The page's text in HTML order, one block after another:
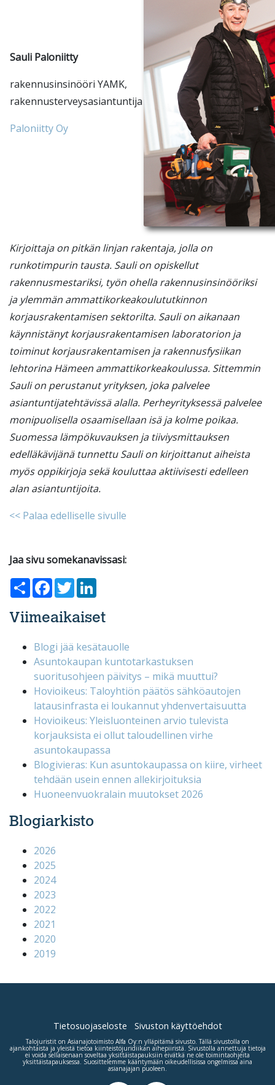
Sauli Paloniitty
rakennusinsinööri YAMK,
rakennusterveysasiantuntija
Paloniitty Oy
Kirjoittaja on pitkän linjan rakentaja, jolla on
runkotimpurin tausta. Sauli on opiskellut
rakennusmestariksi, työn ohella rakennusinsinööriksi
ja ylemmän ammattikorkeakoulututkinnon
korjausrakentamisen sektorilta. Sauli on aikanaan
käynnistänyt korjausrakentamisen laboratorion ja
toiminut korjausrakentamisen ja rakennusfysiikan
lehtorina Hämeen ammattikorkeakoulussa. Sittemmin
Sauli on perustanut yrityksen, joka palvelee
asiantuntijatehtävissä alalla. Perheyrityksessä palvelee
monipuolisella osaamisellaan isä ja kolme poikaa.
Suomessa lämpökuvauksen ja tiiviysmittauksen
edelläkävijänä tunnettu Sauli on kirjoittanut aiheista
myös oppikirjoja sekä kouluttaa aktiivisesti edelleen
alan asiantuntijoita.
<< Palaa edelliselle sivulle
Jaa sivu somekanavissasi:
ShareFacebook
Twitter
Viimeaikaiset
Blogi jää kesätauolle
Asuntokaupan kuntotarkastuksen
suoritusohjeen päivitys – mikä muuttui?
Hovioikeus: Taloyhtiön päätös sähköautojen
latausinfrasta ei loukannut yhdenvertaisuutta
Hovioikeus: Yleisluonteinen arvio tulevista
korjauksista ei ollut taloudellinen virhe
asuntokaupassa
Blogivieras: Kun asuntokaupassa on kiire, virheet
tehdään usein ennen allekirjoituksia
Huoneenvuokralain muutokset 2026
Blogiarkisto
2026
2025
2024
2023
2022
2021
2020
2019
Tietosuojaseloste Sivuston käyttöehdot
Talojuristit on Asianajotoimisto Alfa Oy:n ylläpitämä sivusto. Tällä sivustolla on
ajankohtaista ja yleistä tietoa kiinteistöjuridiikan aihepiiristä. Sivustolla annettuja tietoja
ei voida sellaisenaan soveltaa yksittäistapauksiin eivätkä ne ole toimintaohjeita
yksittäistapauksessa. Suosittelemme kääntymään oikeudellisissa ongelmissa aina
asianajajan puoleen.